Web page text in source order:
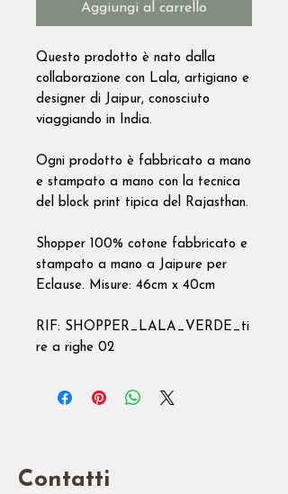
Aggiungi al carrello
Questo prodotto è nato dalla
collaborazione con Lala, artigiano e
designer di Jaipur, conosciuto
viaggiando in India.
Ogni prodotto è fabbricato a mano
e stampato a mano con la tecnica
del block print tipica del Rajasthan.
Shopper 100% cotone fabbricato e
stampato a mano a Jaipure per
Eclause. Misure: 46cm x 40cm
RIF: SHOPPER_LALA_VERDE_ti
re a righe 02
Contatti